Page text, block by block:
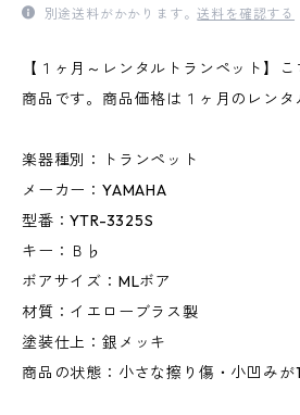
別途送料がかかります。送料を確認する
【１ヶ月～レンタルトランペット】
商品です。商品価格は１ヶ月のレンタ
楽器種別：トランペット
メーカー：YAMAHA
型番：YTR-3325S
キー：Ｂ♭
ボアサイズ：MLボア
材質：イエローブラス製
塗装仕上：銀メッキ
商品の状態：小さな擦り傷・小凹みが